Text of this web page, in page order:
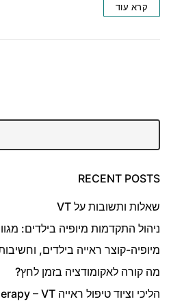
קרא עוד
RECENT POSTS
שאלות ותשובות על VT
ניהול התקדמות מיופיה בילדים:
מיופיה-קוצר ראייה בילדים,
מה קורה לאקומודציה בזמן לחץ?
הליכי וציוד טיפול ראייה Vision Therapy – VT